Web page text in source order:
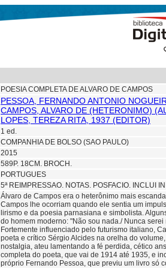
POESIA COMPLETA DE ALVARO DE CAMPOS
PESSOA, FERNANDO ANTONIO
CAMPOS, ALVARO DE (HETERONIMO)
LOPES, TEREZA RITA, 1937 (EDITOR)
1 ed.
COMPANHIA DE BOLSO (SAO PAULO)
2015
589P. 18CM. BROCH.
PORTUGUES
5ª REIMPRESSAO. NOTAS. POSFACIO. INCLUI
Álvaro de Campos era o heterônimo mais
Campos lhe ocorriam quando ele sentia um
lirismo e da poesia parnasiana e simbolista.
do homem moderno: "Não sou nada./ Nunca
Fortemente influenciado pelo futurismo italiano,
poeta e crítico Sérgio Alcides na orelha do
nostalgia, ateu lamentando a fé perdida, cético
completa do poeta, que vai de 1914 até 1935, e
próprio Fernando Pessoa, que previu um livro só